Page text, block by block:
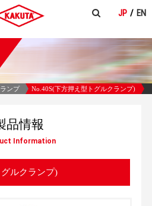
EN
JP
ンプ No.40S(下方押え型トグルクランプ)
品情報
Information
ルクランプ)